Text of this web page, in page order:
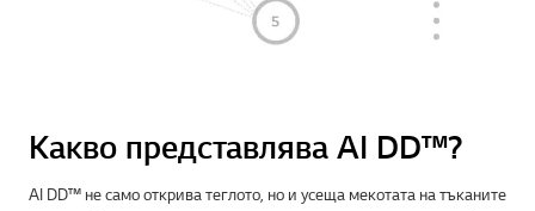
Какво представлява AI DD™?
AI DD™ не само открива теглото, но и усеща мекотата на тъканите